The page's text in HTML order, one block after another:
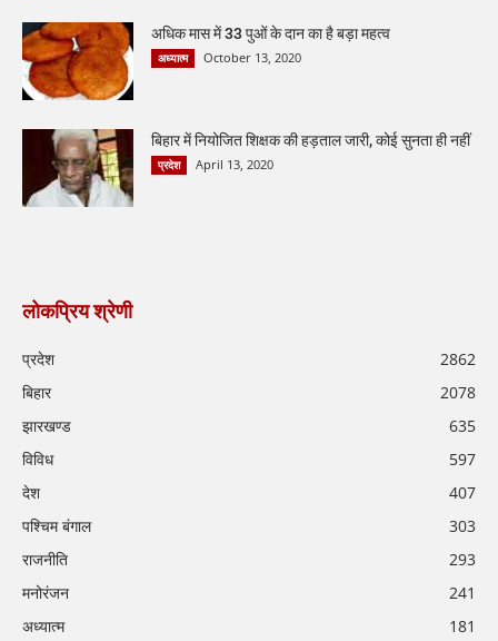
अधिक मास में 33 पुओं के दान का है बड़ा महत्व
अध्यात्म October 13, 2020
बिहार में नियोजित शिक्षक की हड़ताल जारी, कोई सुनता ही नहीं
प्रदेश April 13, 2020
लोकप्रिय श्रेणी
प्रदेश
2862
बिहार
2078
झारखण्ड
635
विविध
597
देश
407
पश्चिम बंगाल
303
राजनीति
293
मनोरंजन
241
अध्यात्म
181